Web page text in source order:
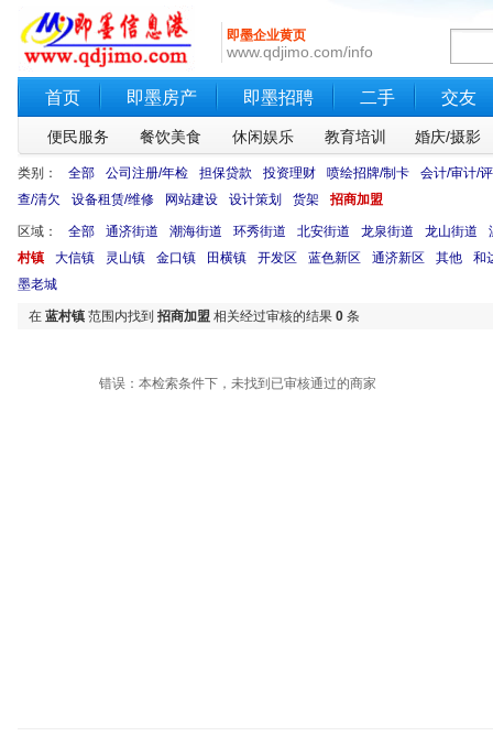
即墨企业黄页
www.qdjimo.com/info
首页 即墨房产 即墨招聘 二手 交友
便民服务 餐饮美食 休闲娱乐 教育培训 婚庆/摄影
类别： 全部 公司注册/年检 担保贷款 投资理财 喷绘招牌/制卡
会计/审计/
查/清欠
设备租赁/维修 网站建设 设计策划 货架 招商加盟
区域： 全部 通济街道 潮海街道 环秀街道 北安街道 龙泉街道 龙山街道
村镇
大信镇 灵山镇 金口镇 田横镇 开发区 蓝色新区 通济新区 其他
和
墨老城
在 蓝村镇 范围内找到 招商加盟 相关经过审核的结果 0 条
错误：本检索条件下，未找到已审核通过的商家